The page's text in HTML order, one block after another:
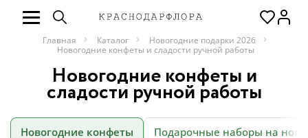
Главная Каталог
Новогодние подарки 2026
Новогодние конфеты и сладости ручной работы
Новогодние конфеты и
сладости ручной работы
Новогодние конфеты Подарочные наборы на